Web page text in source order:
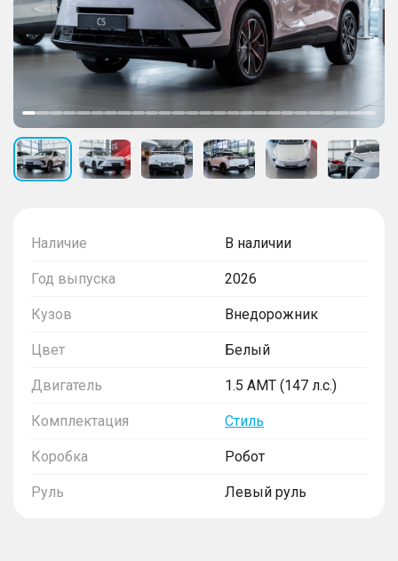
Наличие В наличии
Год выпуска 2026
Кузов Внедорожник
Цвет Белый
Двигатель 1.5 AMT (147 л.с.)
Комплектация Стиль
Коробка Робот
Руль Левый руль